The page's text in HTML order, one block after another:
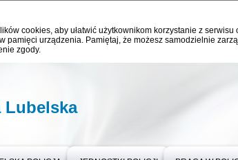
cookies, aby ułatwić użytkownikom korzystanie z
pamięci urządzenia. Pamiętaj, że możesz samodzielnie
zgody.
Lubelska